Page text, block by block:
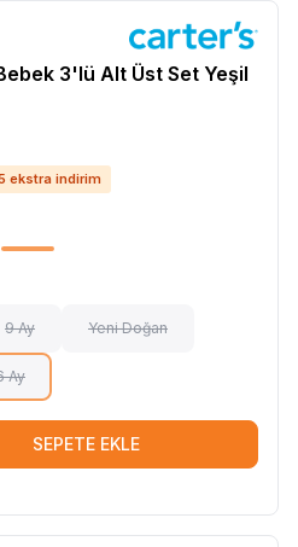
3'lü Alt Üst Set Yeşil
ekstra indirim
9 Ay Yeni Doğan
Ay
SEPETE EKLE